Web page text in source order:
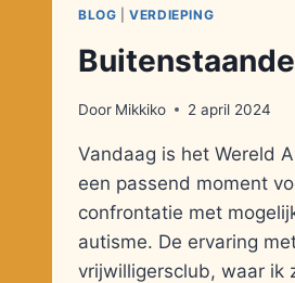
BLOG |VERDIEPING
Door Mikkiko 2 april 2024
Vandaag is het Wereld
een passend moment
confrontatie met
autisme. De ervaring
vrijwilligersclub, waar ik